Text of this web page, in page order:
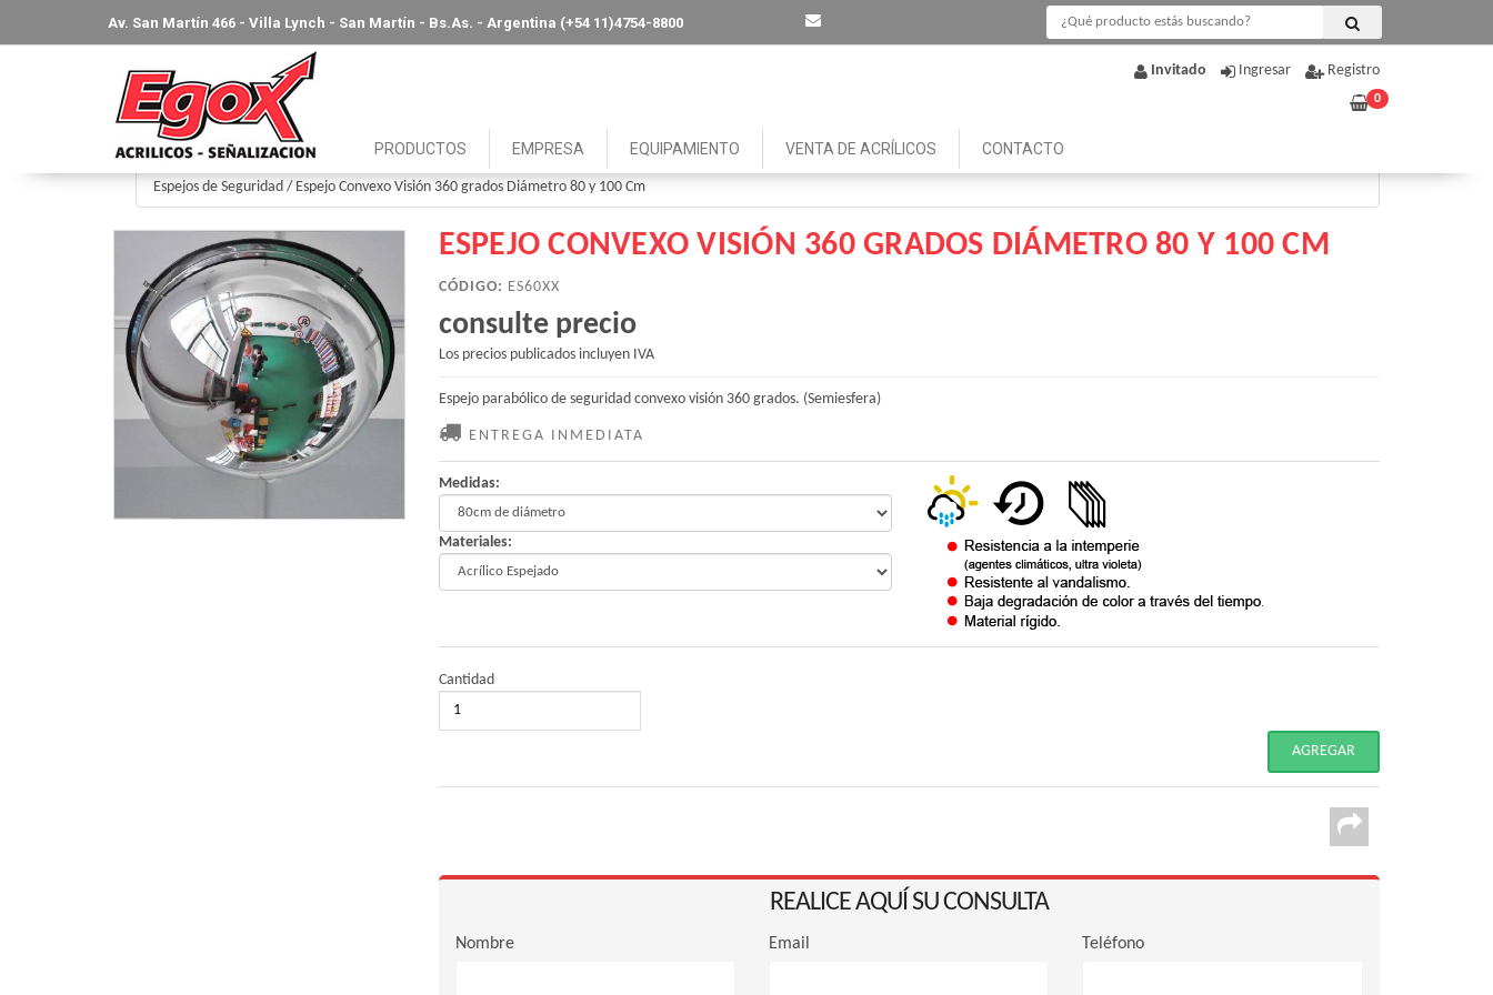
Av. San Martín 466 - Villa Lynch - San Martín - Bs.As. - Argentina (+54 11)4754-8800
Invitado Ingresar Registro
0
PRODUCTOS EMPRESA EQUIPAMIENTO VENTA DE ACRÍLICOS CONTACTO
Espejos de Seguridad / Espejo Convexo Visión 360 grados Diámetro 80 y 100 Cm
ESPEJO CONVEXO VISIÓN 360 GRADOS DIÁMETRO 80 Y 100 CM
CÓDIGO: ES60XX
consulte precio
Los precios publicados incluyen IVA
Espejo parabólico de seguridad convexo visión 360 grados. (Semiesfera)
ENTREGA INMEDIATA
Medidas:
Materiales:
Cantidad
REALICE AQUÍ SU CONSULTA
Nombre Email Teléfono